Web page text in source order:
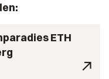
ETH